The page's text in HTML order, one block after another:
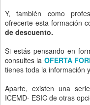
Y, también como
ofrecerte esta formación
de descuento.
Si estás pensando en
consultes la OFERTA
tienes toda la información
Aparte, existen una
ICEMD- ESIC de otras